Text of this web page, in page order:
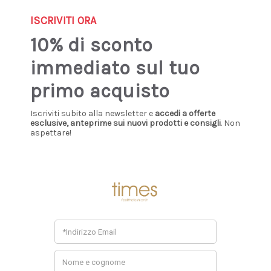
Abbigliamento
GIUBBINO
Consigliati Per Te
ISCRIVITI ORA
10% di sconto
immediato sul tuo
primo acquisto
Iscriviti subito alla newsletter e accedi a offerte
esclusive, anteprime sui nuovi prodotti e consigli. Non
aspettare!